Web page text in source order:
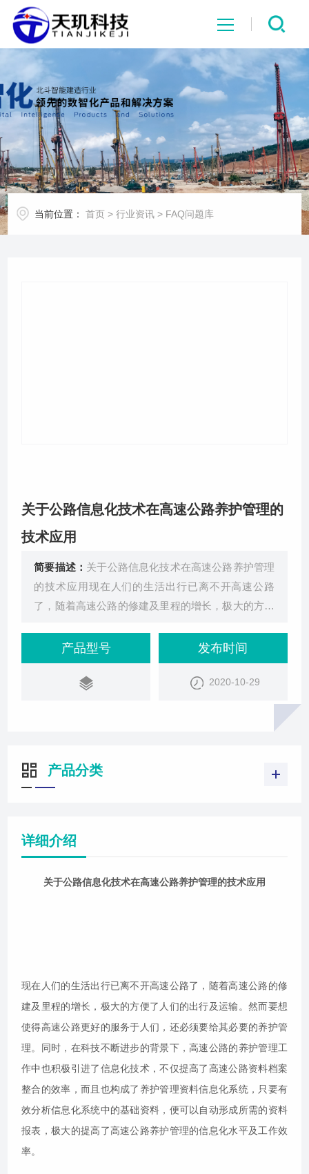
网站首页
系统中心
解决方案
项目案例
当前位置： 首页 >行业资讯 > FAQ问题库
关于公路信息化技术在高速公路养护管理的
技术应用
简要描述： 关于公路信息化技术在高速公路养护管理
的技术应用现在人们的生活出行已离不开高速公路
了，随着高速公路的修建及里程的增长，极大的方便
服务于人们，还必须要给其必要的养护管理。同时，
在科技不断进步的背景下，高速公路
产品型号 发布时间
2020-10-29
产品分类
详细介绍
关于公路信息化技术在高速公路养护管理的技术应用
现在人们的生活出行已离不开高速公路了，随着高速公路的修
建及里程的增长，极大的方便了人们的出行及运输。然而要想
使得高速公路更好的服务于人们，还必须要给其必要的养护管
理。同时，在科技不断进步的背景下，高速公路的养护管理工
作中也积极引进了信息化技术，不仅提高了高速公路资料档案
整合的效率，而且也构成了养护管理资料信息化系统，只要有
效分析信息化系统中的基础资料，便可以自动形成所需的资料
报表，极大的提高了高速公路养护管理的信息化水平及工作效
率。